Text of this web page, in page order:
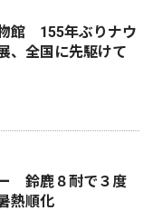
館 155年ぶりナウ
、全国に先駆けて
鈴鹿８耐で３度
熱順化